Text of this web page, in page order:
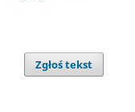
Zgłoś tekst